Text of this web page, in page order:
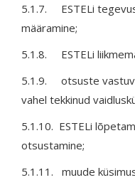
5.1.7. ESTELi
määramine;
5.1.8. ESTELi
5.1.9. otsuste
vahel tekkinud
5.1.10. ESTELi
otsustamine;
5.1.11. muude